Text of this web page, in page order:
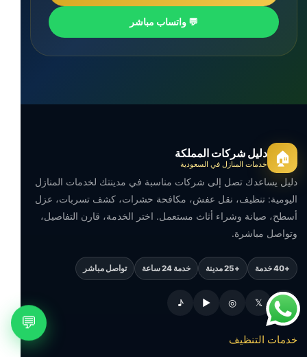
💬
💬 واتساب مباشر
🏠 دليل شركات المملكة
خدمات المنازل في السعودية
دليل يساعدك تصل إلى شركات مناسبة في مدينتك لخدمات المنازل
اليومية: تنظيف، نقل عفش، مكافحة حشرات، كشف تسربات، عزل
أسطح، صيانة وشراء أثاث مستعمل. اختر الخدمة، قارن التفاصيل،
وتواصل مباشرة.
+40 خدمة +25 مدينة خدمة 24 ساعة تواصل مباشر
𝕏
◎
▶
♪
خدمات التنظيف